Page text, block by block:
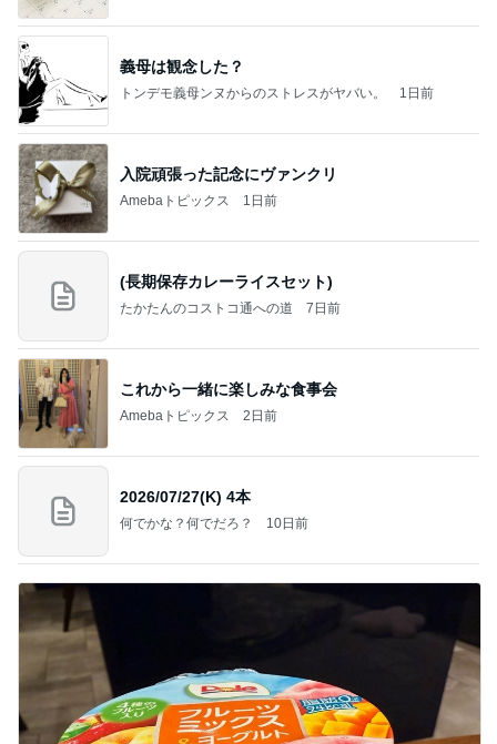
義母は観念した？
トンデモ義母ンヌからのストレスがヤバい。 1日前
入院頑張った記念にヴァンクリ
Amebaトピックス 1日前
(長期保存カレーライスセット)
たかたんのコストコ通への道 7日前
これから一緒に楽しみな食事会
Amebaトピックス 2日前
2026/07/27(K) 4本
何でかな？何でだろ？ 10日前